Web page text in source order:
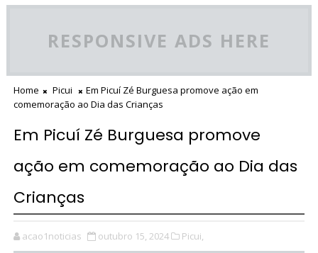
RESPONSIVE ADS HERE
Home Picui
Em Picuí Zé Burguesa promove ação em
comemoração ao Dia das Crianças
Em Picuí Zé Burguesa promove
ação em comemoração ao Dia das
Crianças
acao1noticias outubro 15, 2024 Picui,